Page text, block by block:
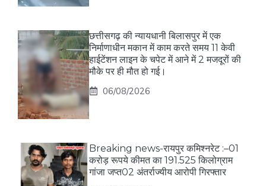
छत्तीसगढ़ की न्यायधानी बिलासपुर में एक
निर्माणाधीन मकान में काम करते समय 11 केवी
हाईटेंशन लाइन के चपेट में आने में 2 मजदूरों की
मौके पर ही मौत हो गई।
06/08/2026
Breaking news-रायपुर कमिश्नरेट :–01
करोड़ रूपये कीमत का 191.525 किलोग्राम
गांजा जप्त02 अंतर्राज्यीय आरोपी गिरफ्तार